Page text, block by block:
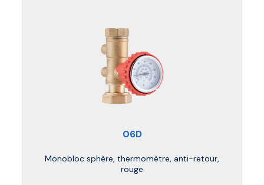
06D
Monobloc sphère, thermomètre, anti-retour,
rouge